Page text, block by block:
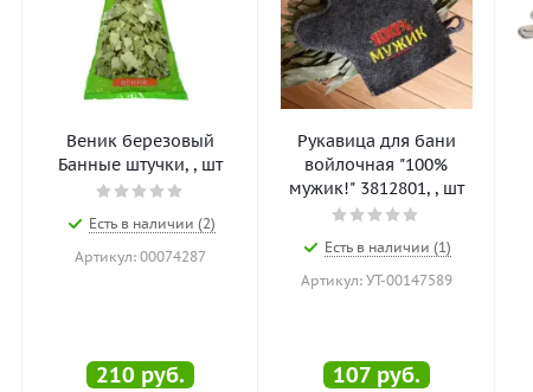
Веник березовый
Банные штучки, , шт
Есть в наличии (2)
Артикул: 00074287
210 руб.
Рукавица для бани
войлочная "100%
мужик!" 3812801, , шт
Есть в наличии (1)
Артикул: УТ-00147589
107руб.